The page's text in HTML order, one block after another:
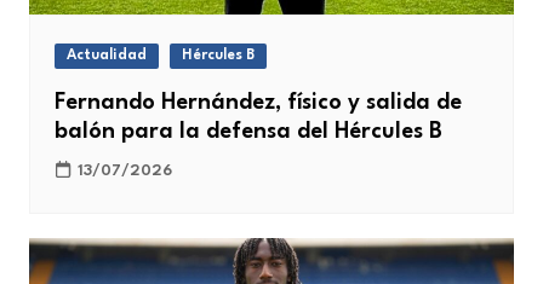
Actualidad Hércules B
Fernando Hernández, físico y salida de
balón para la defensa del Hércules B
13/07/2026